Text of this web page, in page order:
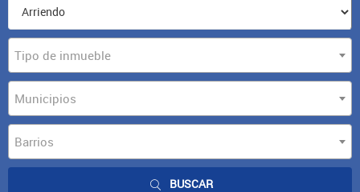
Tipo de inmueble
Municipios
Barrios
BUSCAR